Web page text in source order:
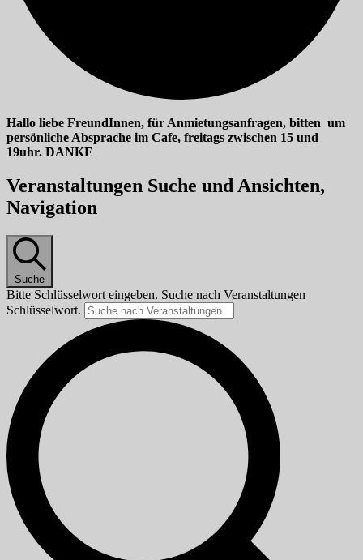
Hallo liebe FreundInnen, für Anmietungsanfragen, bitten um
persönliche Absprache im Cafe, freitags zwischen 15 und
19uhr. DANKE
Veranstaltungen
für
Veranstaltungen Suche und Ansichten,
Navigation
Suche
Bitte Schlüsselwort eingeben. Suche nach Veranstaltungen
Schlüsselwort.